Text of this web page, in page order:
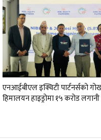
एनआईबीएल इक्विटी पार्टनर्सको
हिमालयन हाइड्रोमा १५ करोड